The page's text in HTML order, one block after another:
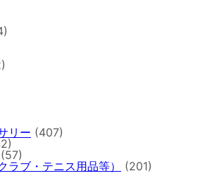
リー (407)
(57)
ラブ・テニス用品等）
(201)